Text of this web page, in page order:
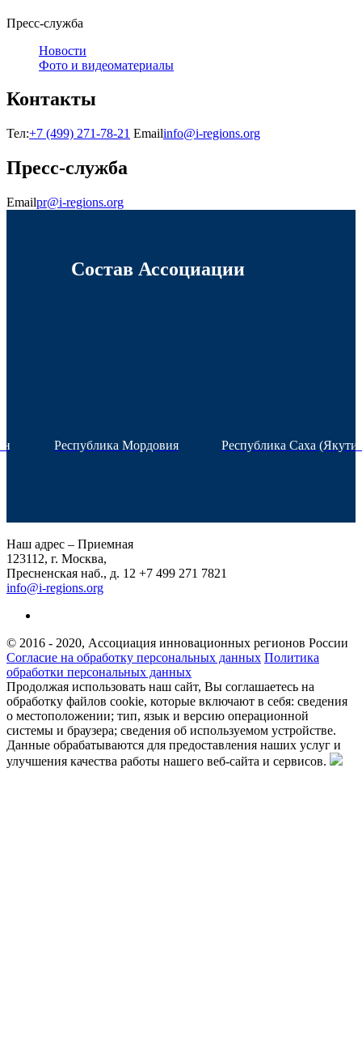
Пресс-служба
Новости
Фото и видеоматериалы
Контакты
Тел:+7 (499) 271-78-21 Emailinfo@i-regions.org
Пресс-служба
Emailpr@i-regions.org
Состав Ассоциации
Республика Мордовия Республика Саха
Наш адрес – Приемная
123112, г. Москва,
Пресненская наб., д. 12 +7 499 271 7821
info@i-regions.org
© 2016 - 2020, Ассоциация инновационных регионов России
Согласие на обработку персональных данных Политика
обработки персональных данных
Продолжая использовать наш сайт, Вы соглашаетесь на
обработку файлов cookie, которые включают в себя: сведения
о местоположении; тип, язык и версию операционной
системы и браузера; сведения об используемом устройстве.
Данные обрабатываются для предоставления наших услуг и
улучшения качества работы нашего веб-сайта и сервисов.